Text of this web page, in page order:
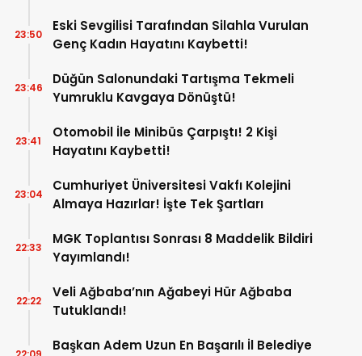
Eski Sevgilisi Tarafından Silahla Vurulan
Genç Kadın Hayatını Kaybetti!
23:50
Düğün Salonundaki Tartışma Tekmeli
Yumruklu Kavgaya Dönüştü!
23:46
Otomobil İle Minibüs Çarpıştı! 2 Kişi
Hayatını Kaybetti!
23:41
Cumhuriyet Üniversitesi Vakfı Kolejini
Almaya Hazırlar! İşte Tek Şartları
23:04
MGK Toplantısı Sonrası 8 Maddelik Bildiri
Yayımlandı!
22:33
Veli Ağbaba’nın Ağabeyi Hür Ağbaba
Tutuklandı!
22:22
Başkan Adem Uzun En Başarılı İl Belediye